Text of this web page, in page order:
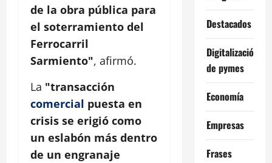
de la obra pública para
el soterramiento del
Ferrocarril
Sarmiento", afirmó.
La "transacción
comercial puesta en
crisis se erigió como
un eslabón más dentro
de un engranaje
Destacados
Digitalización
de pymes
Economía
Empresas
Frases